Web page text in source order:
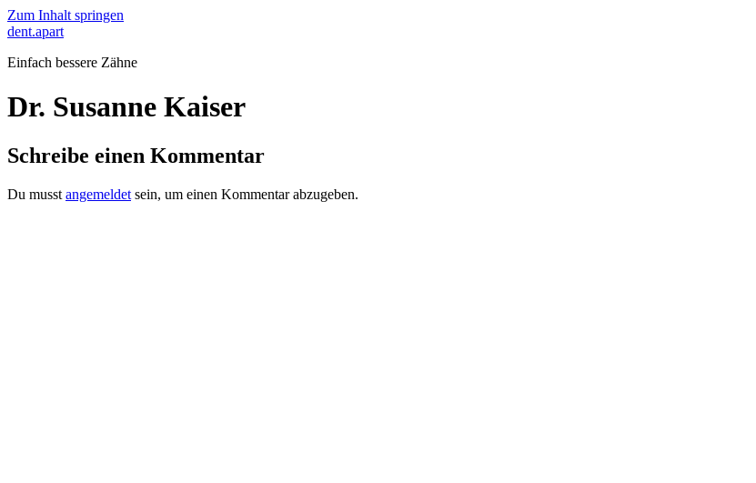
Zum Inhalt springen
dent.apart
Einfach bessere Zähne
Dr. Susanne Kaiser
Schreibe einen Kommentar
Du musst angemeldet sein, um einen Kommentar abzugeben.